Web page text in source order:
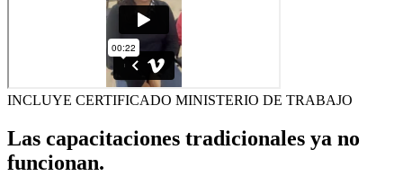
INCLUYE CERTIFICADO MINISTERIO DE TRABAJO
Las capacitaciones tradicionales ya no
funcionan.